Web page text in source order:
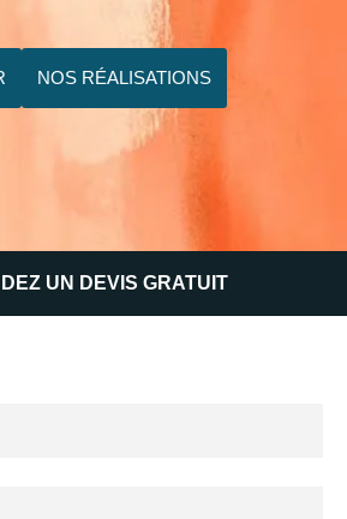
NOS RÉALISATIONS
UN DEVIS GRATUIT